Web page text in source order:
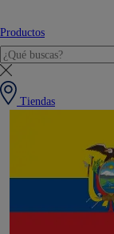
Productos
Tiendas